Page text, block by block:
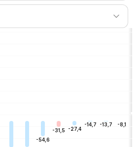
-54,6
-31,5 -27,4
-14,7 -13,7 -8,1